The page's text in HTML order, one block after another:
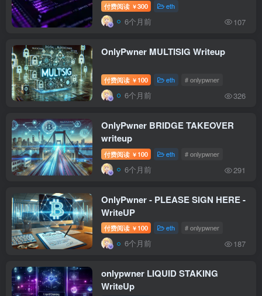
付费阅读 ￥300 eth
6个月前 107
OnlyPwner MULTISIG Writeup
付费阅读 ￥ 100 eth # onlypwner
6个月前 326
OnlyPwner BRIDGE TAKEOVER
writeup
付费阅读 ￥ 100 eth # onlypwner
6个月前 291
OnlyPwner - PLEASE SIGN HERE -
WriteUP
付费阅读 ￥ 100 eth # onlypwner
6个月前 187
onlypwner LIQUID STAKING
WriteUp